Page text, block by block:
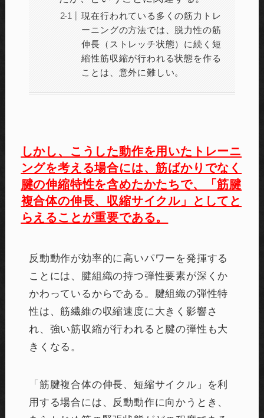
現在行われている多くの筋力トレ
ーニングの方法では、脱力性の筋
伸長（ストレッチ状態）に続く短
縮性筋収縮が行われる状態を作る
ことは、意外に難しい。
しかし、こうした動作を用いたトレーニ
ングを考える場合には、筋ばかりでなく
腱の伸縮特性を含めたかたちで、「筋腱
複合体の伸長、収縮サイクル」としてと
らえることが重要である。
反動動作が効率的に高いパワーを発揮する
ことには、腱組織の持つ弾性要素が深くか
かわっているからである。腱組織の弾性特
性は、筋繊維の収縮速度に大きく影響さ
れ、強い筋収縮が行われると腱の弾性も大
きくなる。
「筋腱複合体の伸長、短縮サイクル」を利
用する場合には、反動動作に向かうとき、